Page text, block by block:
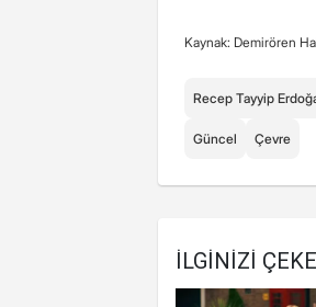
Kaynak: Demirören
Recep Tayyip
Güncel Çevre